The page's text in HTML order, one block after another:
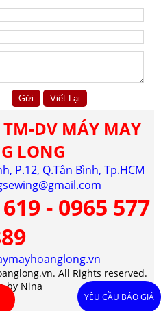
DV MÁY MAY
LONG
P.12, Q.Tân Bình, Tp.HCM
- 0965 577
All Rights reserved.
by Nina
YÊU CẦU BÁO GIÁ